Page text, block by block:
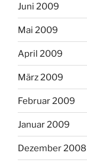
Juni 2009
Mai 2009
April 2009
März 2009
Februar 2009
Januar 2009
Dezember 2008